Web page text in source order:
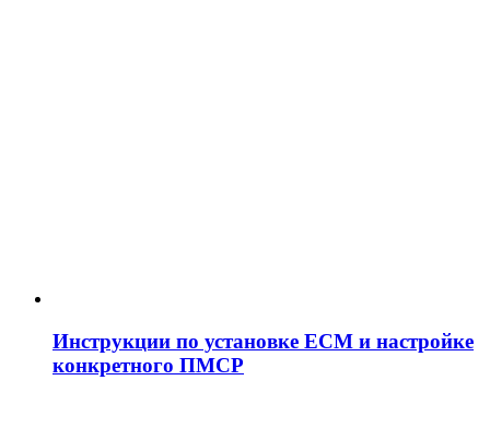
Инструкции по установке ЕСМ и настройке
конкретного ПМСР